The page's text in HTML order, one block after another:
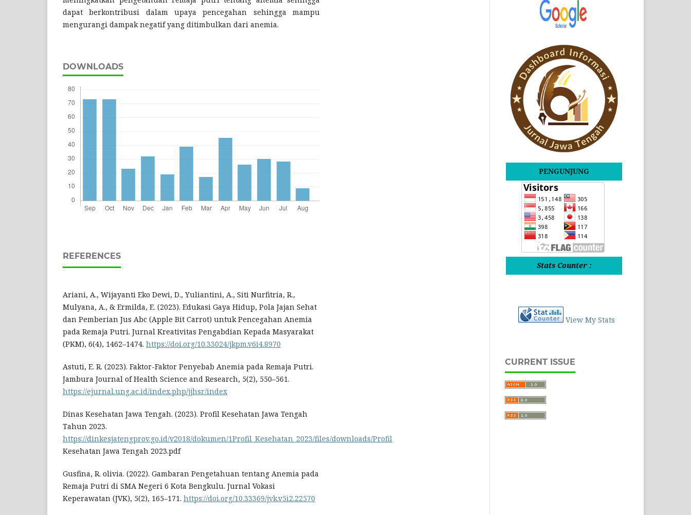
dapat berkontribusi dalam upaya pencegahan sehingga mampu
mengurangi dampak negatif yang ditimbulkan dari anemia.
DOWNLOADS
REFERENCES
Ariani, A., Wijayanti Eko Dewi, D., Yuliantini, A., Siti Nurfitria, R.,
Mulyana, A., & Ermilda, E. (2023). Edukasi Gaya Hidup, Pola Jajan Sehat
dan Pemberian Jus Abc (Apple Bit Carrot) untuk Pencegahan Anemia
pada Remaja Putri. Jurnal Kreativitas Pengabdian Kepada Masyarakat
(PKM), 6(4), 1462–1474. https://doi.org/10.33024/jkpm.v6i4.8970
Astuti, E. R. (2023). Faktor-Faktor Penyebab Anemia pada Remaja Putri.
Jambura Journal of Health Science and Research, 5(2), 550–561.
https://ejurnal.ung.ac.id/index.php/jjhsr/index
Dinas Kesehatan Jawa Tengah. (2023). Profil Kesehatan Jawa Tengah
Tahun 2023.
https://dinkesjatengprov.go.id/v2018/dokumen/1Profil_Kesehatan_2023/files/downloads/Profil
Kesehatan Jawa Tengah 2023.pdf
Gusfina, R. olivia. (2022). Gambaran Pengetahuan tentang Anemia pada
Remaja Putri di SMA Negeri 6 Kota Bengkulu. Jurnal Vokasi
Keperawatan (JVK), 5(2), 165–171. https://doi.org/10.33369/jvk.v5i2.22570
PENGUNJUNG
Stats Counter :
View My Stats
CURRENT ISSUE